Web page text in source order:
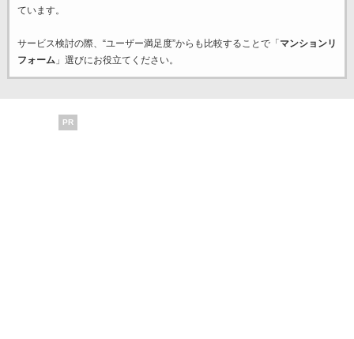
ています。
サービス検討の際、“ユーザー満足度”からも比較することで「 マンションリ
フォーム」選びにお役立てください。
PR